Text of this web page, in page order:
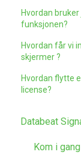
Hvordan
funksjonen?
Hvordan får vi
skjermer ?
Hvordan flytte
license?
Databeat
Kom i gang